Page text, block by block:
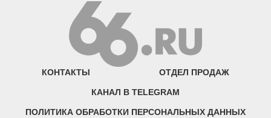
КОНТАКТЫ ОТДЕЛ ПРОДАЖ
КАНАЛ В TELEGRAM
ПОЛИТИКА ОБРАБОТКИ ПЕРСОНАЛЬНЫХ ДАННЫХ